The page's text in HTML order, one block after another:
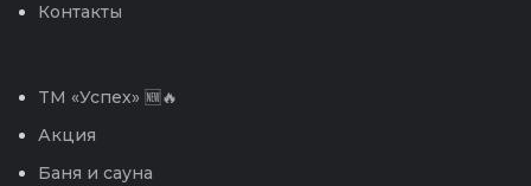
Контакты
TM «Успех» 🆕🔥
Акция
Баня и сауна